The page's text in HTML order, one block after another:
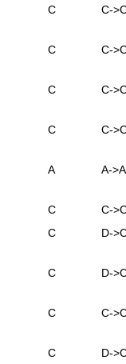
C C-
C C-
C C-
C C-
A A->A
C
C-
C D-
C D-
C C-
C D-